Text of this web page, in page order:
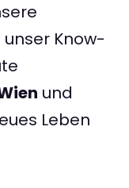
Know-
und
Leben